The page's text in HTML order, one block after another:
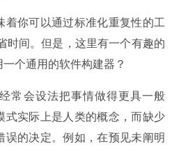
着你可以通过标准化重复性的工
时间。但是，这里有一个有趣的
个通用的软件构建器？
常会设法把事情做得更具一般
式实际上是人类的概念，而缺少
误的决定。例如，在预见未阐明